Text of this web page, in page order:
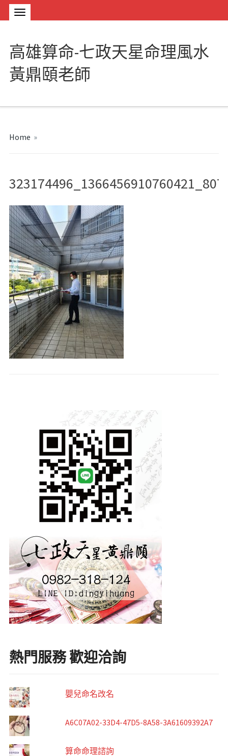
高雄算命-七政天星命理風水
黃鼎頤老師
Home »
熱門服務 歡迎洽詢
嬰兒命名改名
A6C07A02-33D4-47D5-8A58-3A61609392A7
算命命理諮詢